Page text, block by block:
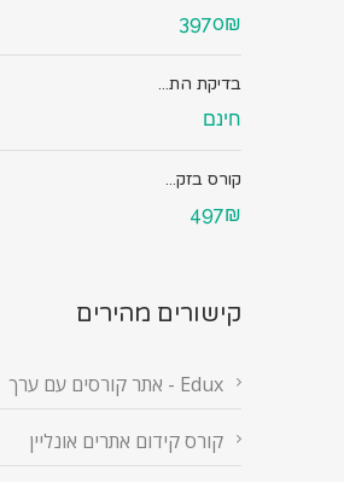
3970₪
בדיקת הת...
חינם
קורס בזק...
497₪
קישורים מהירים
Edux - אתר קורסים עם ערך
קורס קידום אתרים אונליין